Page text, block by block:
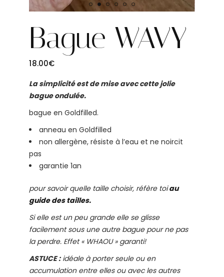
Bague WAVY
18.00€
La simplicité est de mise avec cette jolie
bague ondulée.
bague en Goldfilled.
anneau en Goldfilled
non allergène, résiste à l’eau et ne noircit
pas
garantie 1an
pour savoir quelle taille choisir, réfère toiau
guide des tailles.
Si elle est un peu grande elle se glisse
facilement sous une autre bague pour ne pas
la perdre. Effet « WHAOU » garanti!
ASTUCE :idéale à porter seule ou en
accumulation entre elles ou avec les autres